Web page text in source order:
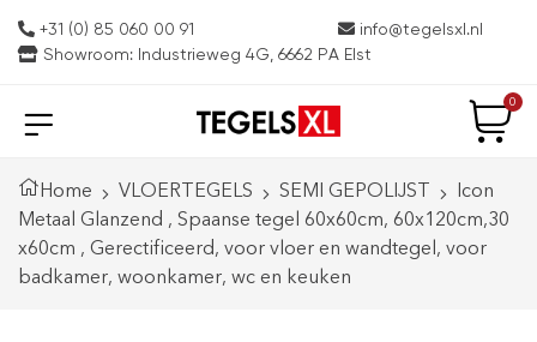
+31 (0) 85 060 00 91
info@tegelsxl.nl
Showroom: Industrieweg 4G, 6662 PA Elst
0
Home VLOERTEGELS SEMI GEPOLIJST
Icon
Metaal Glanzend , Spaanse tegel 60x60cm, 60x120cm,30
x60cm , Gerectificeerd, voor vloer en wandtegel, voor
badkamer, woonkamer, wc en keuken